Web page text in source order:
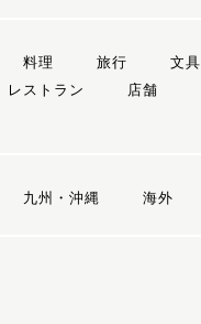
料理 旅行
文具
レストラン
店舗
九州・沖縄 海外